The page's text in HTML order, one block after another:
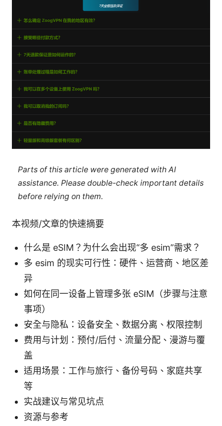
Parts of this article were generated with AI
assistance. Please double-check important details
before relying on them.
本视频/文章的快速摘要
什么是 eSIM？为什么会出现“多 esim”需求？
多 esim 的现实可行性：硬件、运营商、地区差
异
如何在同一设备上管理多张 eSIM（步骤与注意
事项）
安全与隐私：设备安全、数据分离、权限控制
费用与计划：预付/后付、流量分配、漫游与覆
盖
适用场景：工作与旅行、备份号码、家庭共享
等
实战建议与常见坑点
资源与参考